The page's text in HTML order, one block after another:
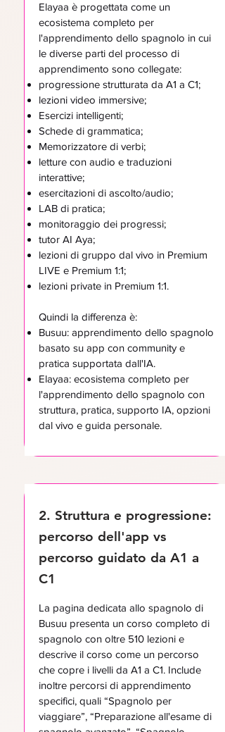
Elayaa è progettata come un
ecosistema completo per
l'apprendimento dello spagnolo in cui
le diverse parti del processo di
apprendimento sono collegate:
progressione strutturata da A1 a C1;
lezioni video immersive;
Esercizi intelligenti;
Schede di grammatica;
Memorizzatore di verbi;
letture con audio e traduzioni
interattive;
esercitazioni di ascolto/audio;
LAB di pratica;
monitoraggio dei progressi;
tutor AI Aya;
lezioni di gruppo dal vivo in Premium
LIVE e Premium 1:1;
lezioni private in Premium 1:1.
Quindi la differenza è:
Busuu: apprendimento dello spagnolo
basato su app con community e
pratica supportata dall'IA.
Elayaa: ecosistema completo per
l'apprendimento dello spagnolo con
struttura, pratica, supporto IA, opzioni
dal vivo e guida personale.
2. Struttura e progressione:
percorso dell'app vs
percorso guidato da A1 a
C1
La pagina dedicata allo spagnolo di
Busuu presenta un corso completo di
spagnolo con oltre 510 lezioni e
descrive il corso come un percorso
che copre i livelli da A1 a C1. Include
inoltre percorsi di apprendimento
specifici, quali “Spagnolo per
viaggiare”, “Preparazione all'esame di